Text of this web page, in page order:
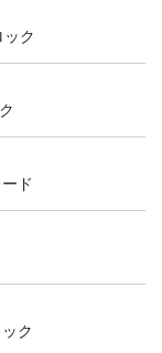
ク
ド
ク